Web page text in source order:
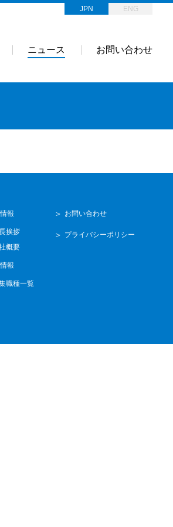
ニュース お問い合わせ
JPN ENG
報
挨拶
概要
報
職種一覧
お問い合わせ
プライバシーポリシー